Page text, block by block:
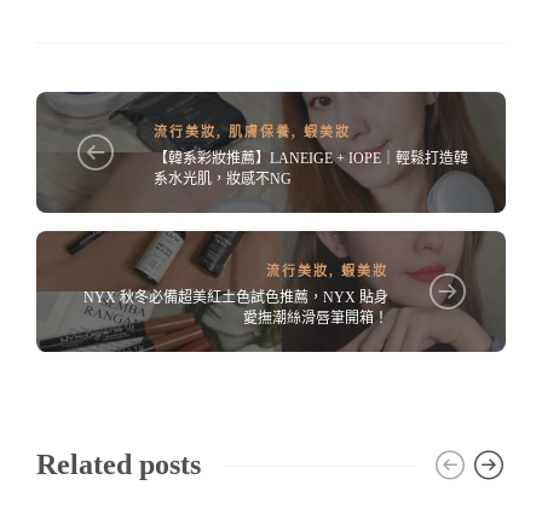
流行美妝,肌膚保養, 蝦美妝
【韓系彩妝推薦】LANEIGE + IOPE｜輕鬆打造韓
系水光肌，妝感不NG
流行美妝, 蝦美妝
NYX 秋冬必備超美紅土色試色推薦，NYX 貼身
愛撫潮絲滑唇筆開箱！
Related posts